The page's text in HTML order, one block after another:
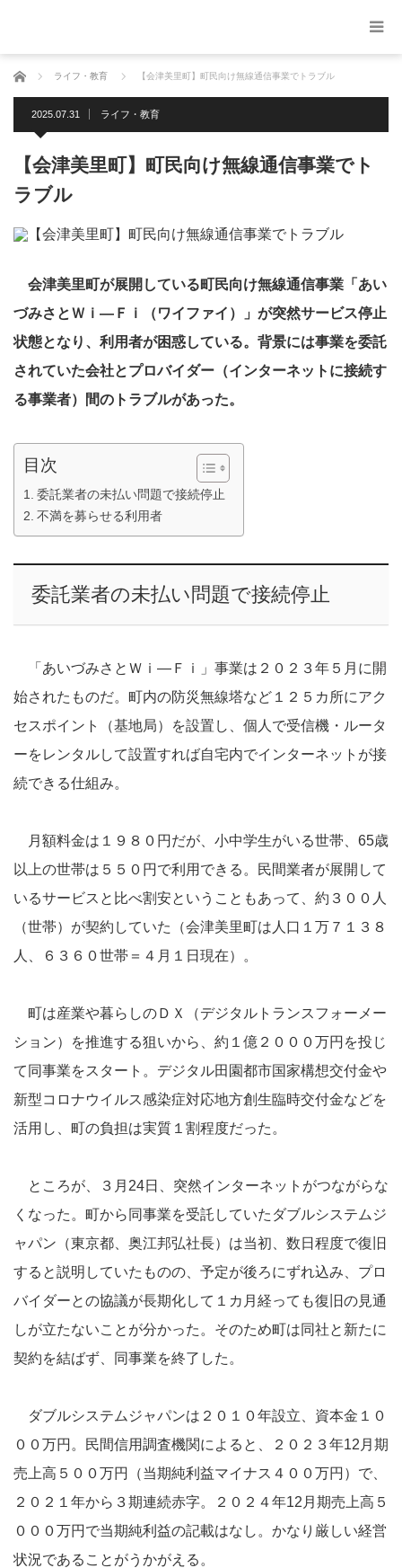
ホーム ライフ・教育 【会津美里町】町民向け無線通信事業でトラブル
2025.07.31 ライフ・教育
【会津美里町】町民向け無線通信事業でト
ラブル
会津美里町が展開している町民向け無線通信事業「あい
づみさとＷｉ―Ｆｉ（ワイファイ）」が突然サービス停止
状態となり、利用者が困惑している。背景には事業を委託
されていた会社とプロバイダー（インターネットに接続す
る事業者）間のトラブルがあった。
目次
委託業者の未払い問題で接続停止
不満を募らせる利用者
委託業者の未払い問題で接続停止
「あいづみさとＷｉ―Ｆｉ」事業は２０２３年５月に開
始されたものだ。町内の防災無線塔など１２５カ所にアク
セスポイント（基地局）を設置し、個人で受信機・ルータ
ーをレンタルして設置すれば自宅内でインターネットが接
続できる仕組み。
月額料金は１９８０円だが、小中学生がいる世帯、65歳
以上の世帯は５５０円で利用できる。民間業者が展開して
いるサービスと比べ割安ということもあって、約３００人
（世帯）が契約していた（会津美里町は人口１万７１３８
人、６３６０世帯＝４月１日現在）。
町は産業や暮らしのＤＸ（デジタルトランスフォーメー
ション）を推進する狙いから、約１億２０００万円を投じ
て同事業をスタート。デジタル田園都市国家構想交付金や
新型コロナウイルス感染症対応地方創生臨時交付金などを
活用し、町の負担は実質１割程度だった。
ところが、３月24日、突然インターネットがつながらな
くなった。町から同事業を受託していたダブルシステムジ
ャパン（東京都、奥江邦弘社長）は当初、数日程度で復旧
すると説明していたものの、予定が後ろにずれ込み、プロ
バイダーとの協議が長期化して１カ月経っても復旧の見通
しが立たないことが分かった。そのため町は同社と新たに
契約を結ばず、同事業を終了した。
ダブルシステムジャパンは２０１０年設立、資本金１０
００万円。民間信用調査機関によると、２０２３年12月期
売上高５００万円（当期純利益マイナス４００万円）で、
２０２１年から３期連続赤字。２０２４年12月期売上高５
０００万円で当期純利益の記載はなし。かなり厳しい経営
状況であることがうかがえる。